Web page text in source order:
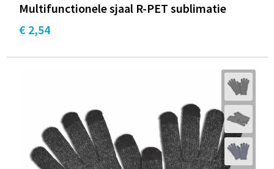
Multifunctionele sjaal R-PET sublimatie
€ 2,54